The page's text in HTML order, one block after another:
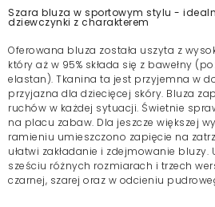
Szara bluza w sportowym stylu -
dziewczynki z charakterem
Oferowana bluza została uszyta z
który aż w 95% składa się z bawełny
elastan). Tkanina ta jest przyjemna w
przyjazna dla dziecięcej skóry. Bluza
ruchów w każdej sytuacji. Świetnie
na placu zabaw. Dla jeszcze większej
ramieniu umieszczono zapięcie na
ułatwi zakładanie i zdejmowanie
sześciu różnych rozmiarach i trzech
czarnej, szarej oraz w odcieniu